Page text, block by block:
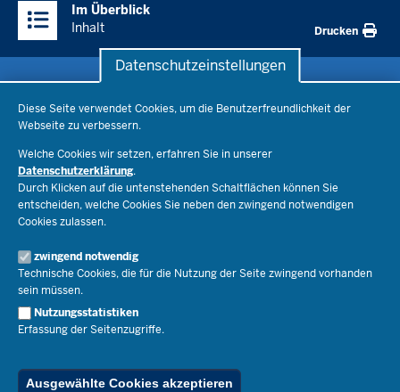
Datenschutzeinstellungen
Diese Seite verwendet Cookies, um die Benutzerfreundlichkeit der
Webseite zu verbessern.
Welche Cookies wir setzen, erfahren Sie in unserer
Datenschutzerklärung.
Durch Klicken auf die untenstehenden Schaltflächen können Sie
entscheiden, welche Cookies Sie neben den zwingend notwendigen
Cookies zulassen.
zwingend notwendig
Technische Cookies, die für die Nutzung der Seite zwingend vorhanden
sein müssen.
Nutzungsstatistiken
Erfassung der Seitenzugriffe.
Ausgewählte Cookies akzeptieren
Inhalte
Im Überblick
Inhalt
Drucken
Bildungsthemen
Lehrkräfte
Recht
Schulleben
Ministerium
Ministerin Dorothee Feller
Staatssekretär Dr. Urban Mauer
Open Government
Bibliothek
Geschäftsbereich
Presse
Pressefotos
Social Media
Pressekontakt
Service
Schule(n) suchen
Kontakt
Der Weg zu uns
Publikationen
© 2026 Bildungsportal NRW